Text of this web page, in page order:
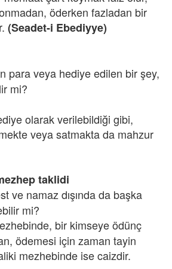
öderken fazladan bir
(Seadet-i Ebediyye)
para veya hediye edilen bir şey,
mi?
olarak verilebildiği gibi,
veya satmakta da mahzur
taklidi
ve namaz dışında da başka
mi?
bir kimseye ödünç
ödemesi için zaman tayin
mezhebinde ise caizdir.